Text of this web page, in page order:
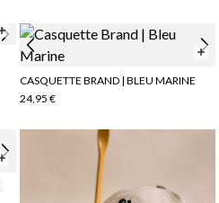
CASQUETTE BRAND | BLEU MARINE
24,95 €